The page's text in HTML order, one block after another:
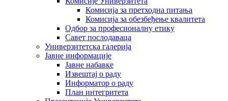
Комисија за претходна питања
Комисија за обезбеђење квалитета
Одбор за професионалну етику
Савет послодаваца
Универзитетска галерија
Јавне информације
Јавне набавке
Извештај о раду
Информатор о раду
План интегритета